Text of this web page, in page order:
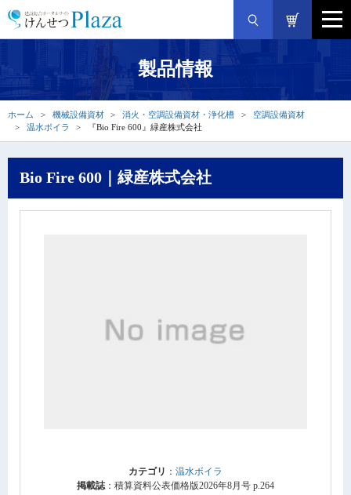
製品情報
ホーム 機械設備資材 消火・空調設備資材・浄化槽
空調設備資材
温水ボイラ
『Bio Fire 600』緑産株式会社
Bio Fire 600｜緑産株式会社
カテゴリ ： 温水ボイラ
掲載誌 ：積算資料公表価格版2026年8月号 p.264